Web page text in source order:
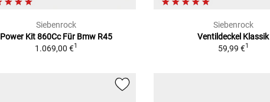
Siebenrock
Power Kit 860Cc Für Bmw R45
1.069,00 €1
Siebenrock
Ventildeckel Klassik
59,99 €1